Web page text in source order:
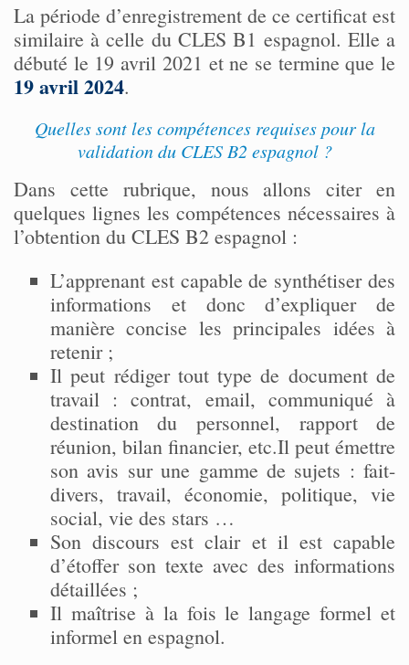
La période d’enregistrement de ce certificat est
similaire à celle du CLES B1 espagnol. Elle a
débuté le 19 avril 2021 et ne se termine que le
19 avril 2024.
Quelles sont les compétences requises pour la
validation du CLES B2 espagnol ?
Dans cette rubrique, nous allons citer en
quelques lignes les compétences nécessaires à
l’obtention du CLES B2 espagnol :
L’apprenant est capable de synthétiser des
informations et donc d’expliquer de
manière concise les principales idées à
retenir ;
Il peut rédiger tout type de document de
travail : contrat, email, communiqué à
destination du personnel, rapport de
réunion, bilan financier, etc.Il peut émettre
son avis sur une gamme de sujets : fait-
divers, travail, économie, politique, vie
social, vie des stars …
Son discours est clair et il est capable
d’étoffer son texte avec des informations
détaillées ;
Il maîtrise à la fois le langage formel et
informel en espagnol.